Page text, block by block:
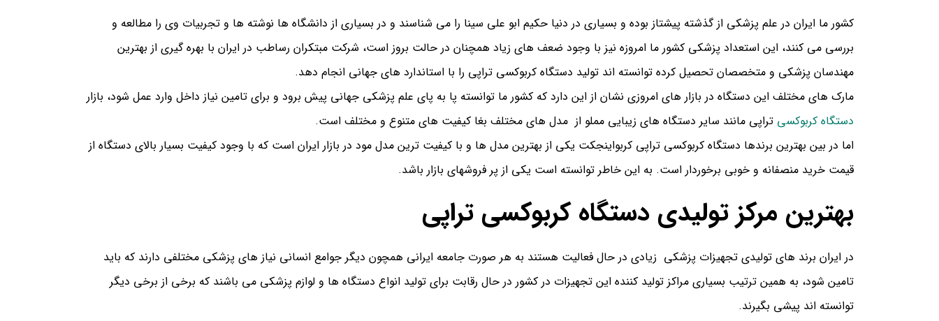
کشور ما ایران در علم پزشکی از گذشته پیشتاز بوده و بسیاری در دنیا حکیم ابو علی سینا را می شناسند و در بسیاری از دانشگاه ها نوشته ها و تجربیات وی را مطالعه و
بررسی می کنند، این استعداد پزشکی کشور ما امروزه نیز با وجود ضعف های زیاد همچنان در حالت بروز است، شرکت مبتکران رساطب در ایران با بهره گیری از بهترین
مهندسان پزشکی و متخصصان تحصیل کرده توانسته اند تولید دستگاه کربوکسی تراپی را با استاندارد های جهانی انجام دهد.
مارک های مختلف این دستگاه در بازار های امروزی نشان از این دارد که کشور ما توانسته پا به پای علم پزشکی جهانی پیش برود و برای تامین نیاز داخل وارد عمل شود، بازار
دستگاه کربوکسی تراپی مانند سایر دستگاه های زیبایی مملو از مدل های مختلف بغا کیفیت های متنوع و مختلف است.
اما در بین بهترین برندها دستگاه کربوکسی تراپی کربواینجکت یکی از بهترین مدل ها و با کیفیت ترین مدل مود در بازار ایران است که با وجود کیفیت بسیار بالای دستگاه از
قیمت خرید منصفانه و خوبی برخوردار است. به این خاطر توانسته است یکی از پر فروشهای بازار باشد.
بهترین مرکز تولیدی دستگاه کربوکسی تراپی
در ایران برند های تولیدی تجهیزات پزشکی زیادی در حال فعالیت هستند به هر صورت جامعه ایرانی همچون دیگر جوامع انسانی نیاز های پزشکی مختلفی دارند که باید
تامین شود، به همین ترتیب بسیاری مراکز تولید کننده این تجهیزات در کشور در حال رقابت برای تولید انواع دستگاه ها و لوازم پزشکی می باشند که برخی از برخی دیگر
توانسته اند پیشی بگیرند.